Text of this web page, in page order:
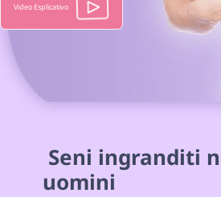
uomini
Video Esplicativo